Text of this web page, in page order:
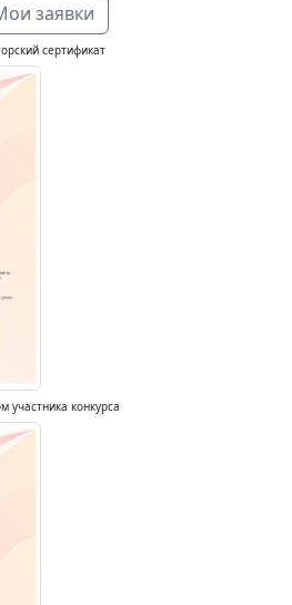
заявки
сертификат
участника конкурса